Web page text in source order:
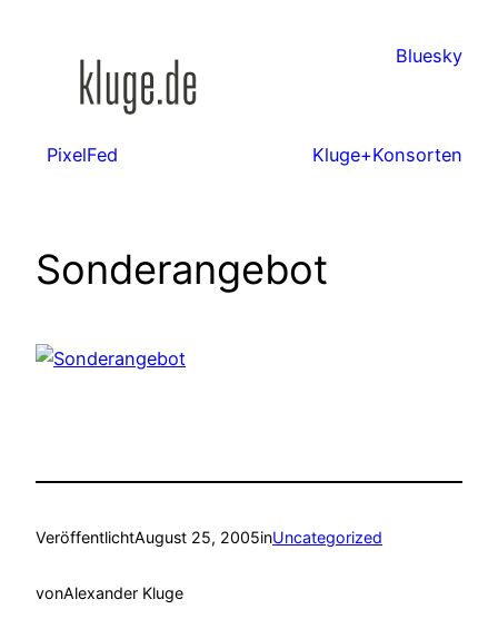
Bluesky
PixelFed Kluge+Konsorten
Sonderangebot
VeröffentlichtAugust 25, 2005inUncategorized
vonAlexander Kluge